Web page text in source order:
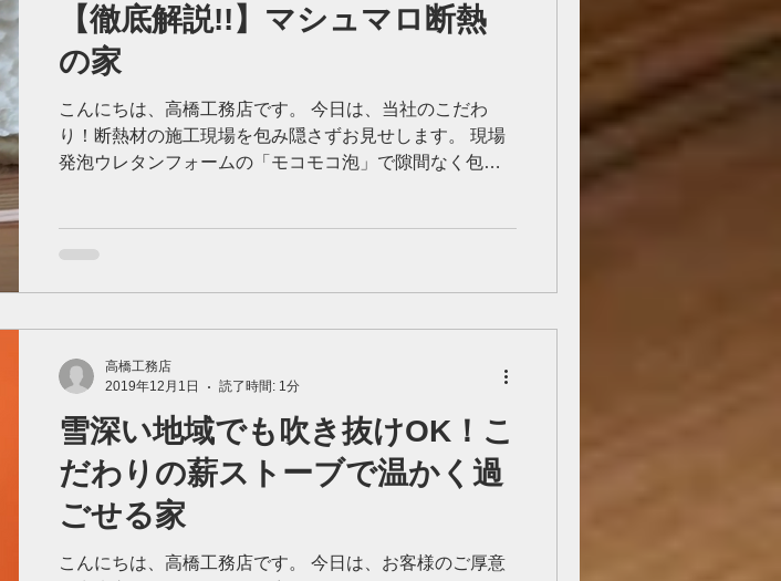
【徹底解説!!】マシュマロ断熱
の家
こんにちは、高橋工務店です。 今日は、当社のこだわ
り！断熱材の施工現場を包み隠さずお見せします。 現場
発泡ウレタンフォームの「モコモコ泡」で隙間なく包み
雪深い地域でも吹き抜けOK！こ
だわりの薪ストーブで温かく過
ごせる家
こんにちは、高橋工務店です。 今日は、お客様のご厚意
高橋工務店
2019年12月1日
読了時間: 1分